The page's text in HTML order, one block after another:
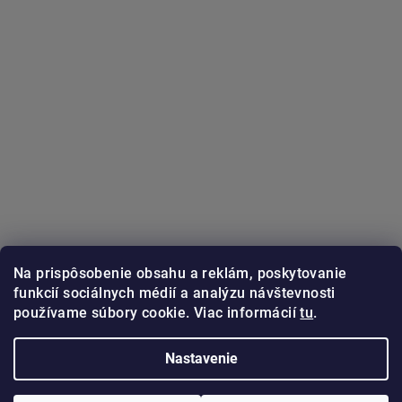
Na prispôsobenie obsahu a reklám, poskytovanie
funkcií sociálnych médií a analýzu návštevnosti
používame súbory cookie. Viac informáciítu.
Nastavenie
Sledovať na Instagrame